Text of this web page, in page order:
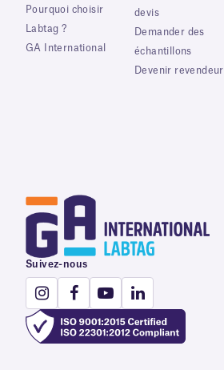
Pourquoi choisir
Labtag ?
GA International
devis
Demander des
échantillons
Devenir revendeur
Suivez-nous